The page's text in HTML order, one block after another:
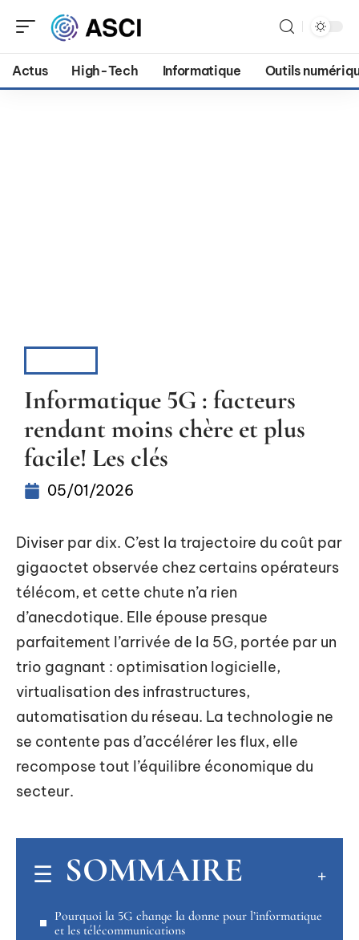
Actus High-Tech Informatique Outils
Informatique 5G : facteurs
rendant moins chère et plus
facile! Les clés
05/01/2026
Diviser par dix. C’est la trajectoire du coût par
gigaoctet observée chez certains opérateurs
télécom, et cette chute n’a rien
d’anecdotique. Elle épouse presque
parfaitement l’arrivée de la 5G, portée par un
trio gagnant : optimisation logicielle,
virtualisation des infrastructures,
automatisation du réseau. La technologie ne
se contente pas d’accélérer les flux, elle
recompose tout l’équilibre économique du
secteur.
SOMMAIRE
Pourquoi la 5G change la donne pour l’informatique
et les télécommunications